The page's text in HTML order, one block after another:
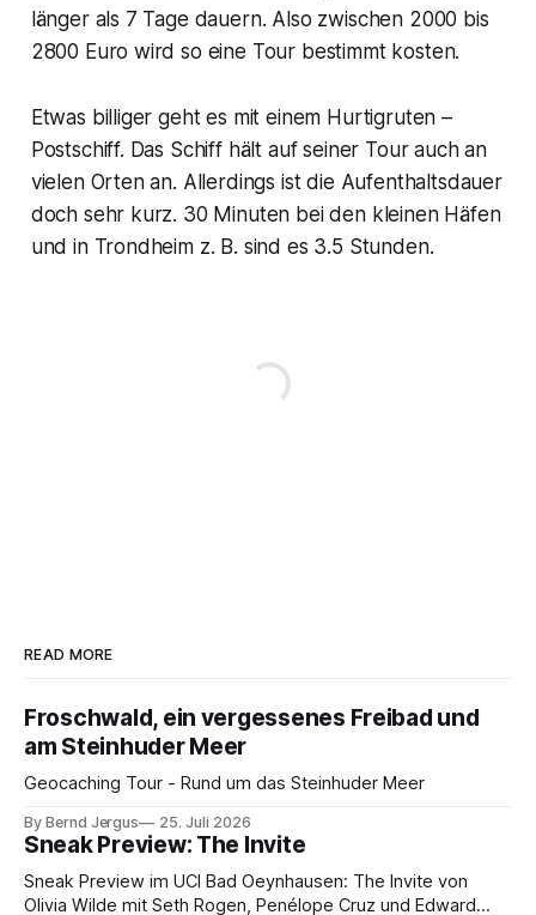
länger als 7 Tage dauern. Also zwischen 2000 bis
2800 Euro wird so eine Tour bestimmt kosten.
Etwas billiger geht es mit einem Hurtigruten –
Postschiff. Das Schiff hält auf seiner Tour auch an
vielen Orten an. Allerdings ist die Aufenthaltsdauer
doch sehr kurz. 30 Minuten bei den kleinen Häfen
und in Trondheim z. B. sind es 3.5 Stunden.
READ MORE
Froschwald, ein vergessenes Freibad und
am Steinhuder Meer
Geocaching Tour - Rund um das Steinhuder Meer
By Bernd Jergus 25. Juli 2026
Sneak Preview: The Invite
Sneak Preview im UCI Bad Oeynhausen: The Invite von
Olivia Wilde mit Seth Rogen, Penélope Cruz und Edward